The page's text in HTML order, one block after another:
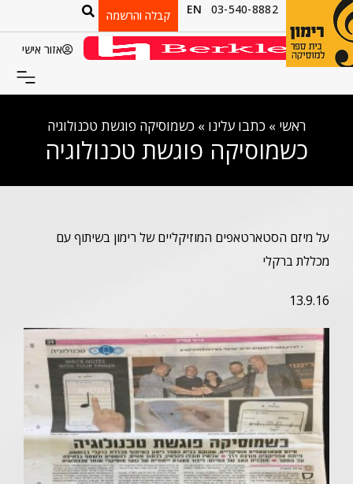
03-540-8882
EN קבלה והרשמה
אזור אישי
ראשי » כתבו עלינו » כשמוסיקה פוגשת טכנולוגיה
כשמוסיקה פוגשת טכנולוגיה
על מיזם הסטארטאפים המוזיקליים של רימון בשיתוף עם
מכללת ברקלי
13.9.16